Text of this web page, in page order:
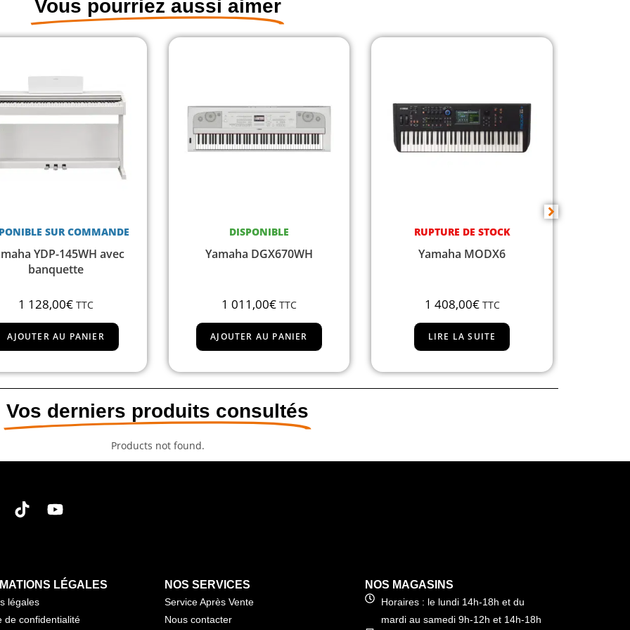
Vous pourriez aussi aimer
DISPONIBLE
Yamaha DGX670WH
1 011,00€ TTC
AJOUTER AU PANIER
RUPTURE DE STOCK
Yamaha MODX6
1 408,00€ TTC
LIRE LA SUITE
RUPTURE DE STOCK
Yamaha MODX7
1 728,00€ TTC
LIRE LA SUITE
Vos derniers produits consultés
Products not found.
LÉGALES
légales
de confidentialité
NOS SERVICES
Service Après Vente
Nous contacter
NOS MAGASINS
Horaires : le lundi 14h-18h et du
mardi au samedi 9h-12h et 14h-18h